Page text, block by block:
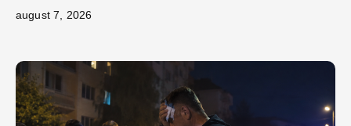
august 7, 2026